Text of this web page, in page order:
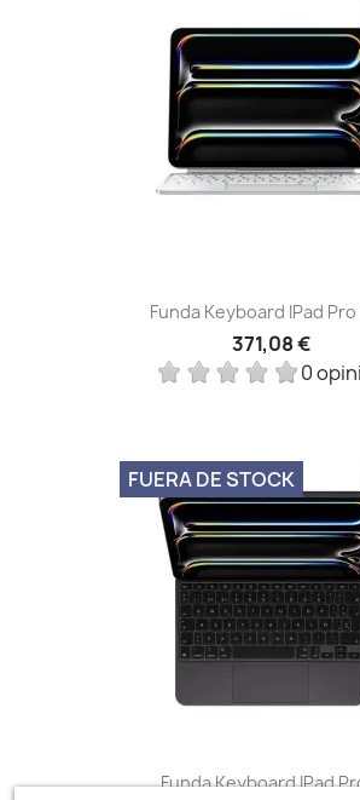
Funda Keyboard IPad Pro
371,08 €
0
Funda Keyboard IPad
FUERA DE STOCK